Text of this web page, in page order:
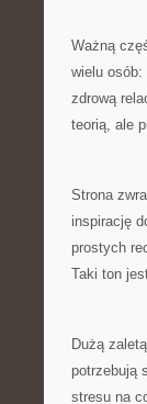
Ważną
wielu
zdrową
teorią, ale
Strona
inspirację
prostych
Taki ton
Dużą
potrzebują
stresu na